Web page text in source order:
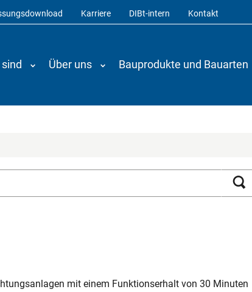
Karriere DIBt-intern Kontakt
Über uns Bauprodukte und Bauarten
mit einem Funktionserhalt von 30 Minuten